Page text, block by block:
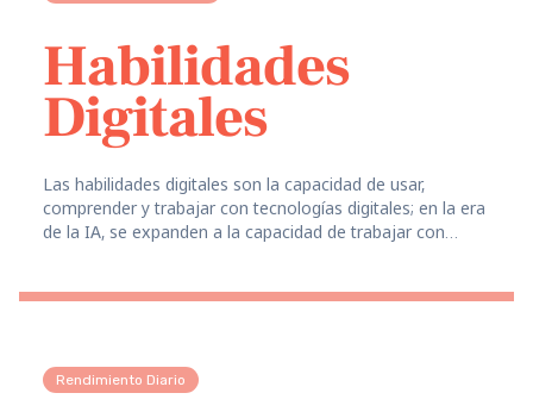
Habilidades
Digitales
Las habilidades digitales son la capacidad de usar,
comprender y trabajar con tecnologías digitales; en la era
de la IA, se expanden a la capacidad de trabajar con
Rendimiento Diario